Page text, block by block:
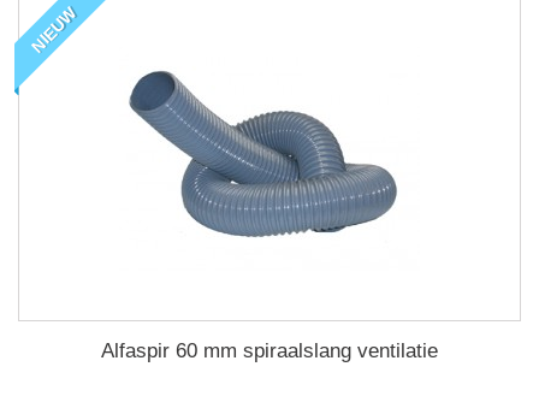
NIEUW
Alfaspir 60 mm spiraalslang ventilatie